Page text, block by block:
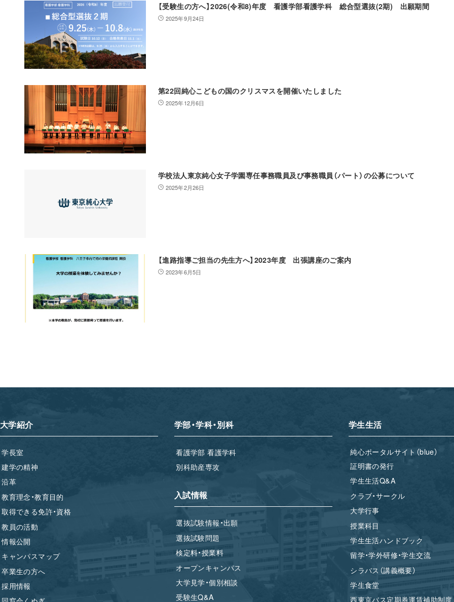
【受験生の方へ】2026(令和8)年度 看護学部看護学科 総合型選抜(2期) 出願期間
2025年9月24日
第22回純心こどもの国のクリスマスを開催いたしました
2025年12月6日
学校法人東京純心女子学園専任事務職員及び事務職員（パート）の公募について
2025年2月26日
【進路指導ご担当の先生方へ】2023年度 出張講座のご案内
2023年6月5日
大学紹介
学長室
建学の精神
沿革
教育理念・教育目的
取得できる免許・資格
教員の活動
情報公開
キャンパスマップ
卒業生の方へ
採用情報
学部・学科・別科
看護学部 看護学科
別科助産専攻
入試情報
選抜試験情報・出願
選抜試験問題
検定料・授業料
オープンキャンパス
大学見学・個別相談
受験生Q&A
学生生活
純心ポータルサイト（blue）
証明書の発行
学生生活Q&A
クラブ・サークル
大学行事
授業科目
学生生活ハンドブック
留学・学外研修・学生交流
シラバス（講義概要）
学生食堂
西東京バス定期券運賃補助制度